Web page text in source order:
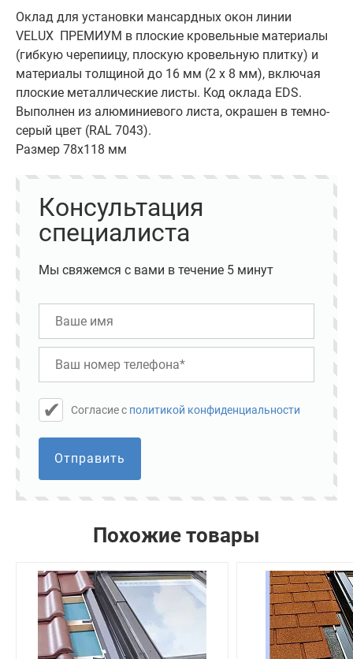
Оклад для установки мансардных окон линии
VELUX ПРЕМИУМ в плоские кровельные материалы
(гибкую черепиицу, плоскую кровельную плитку) и
материалы толщиной до 16 мм (2 x 8 мм), включая
плоские металлические листы. Код оклада EDS.
Выполнен из алюминиевого листа, окрашен в темно-
cерый цвет (RAL 7043).
Размер 78х118 мм
Консультация
специалиста
Мы свяжемся с вами в течение 5 минут
Cогласие с политикой конфиденциальности
Отправить
Похожие товары